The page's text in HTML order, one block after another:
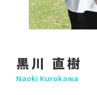
黒川 直樹
Naoki Kurokawa